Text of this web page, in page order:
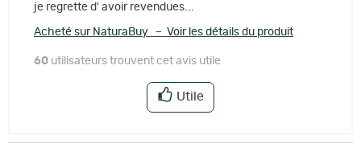
je regrette d' avoir revendues...
Acheté sur NaturaBuy – Voir les détails du produit
60 utilisateurs trouvent cet avis utile
Utile